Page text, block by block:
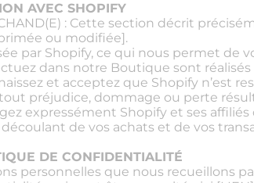
AVEC SHOPIFY
: Cette section décrit
ou modifiée].
par Shopify, ce qui nous permet de
dans notre Boutique sont
et acceptez que Shopify n’est
préjudice, dommage ou perte
expressément Shopify et ses
de vos achats et de vos
DE CONFIDENTIALITÉ
personnelles que nous recueillons